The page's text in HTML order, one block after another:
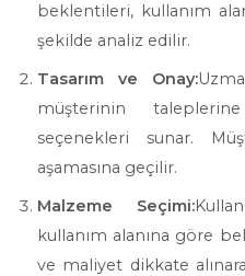
beklentileri, kullanım
şekilde analiz edilir.
Tasarım ve Onay:
müşterinin
seçenekleri sunar.
aşamasına geçilir.
Malzeme Seçimi:
kullanım alanına göre
ve maliyet dikkate